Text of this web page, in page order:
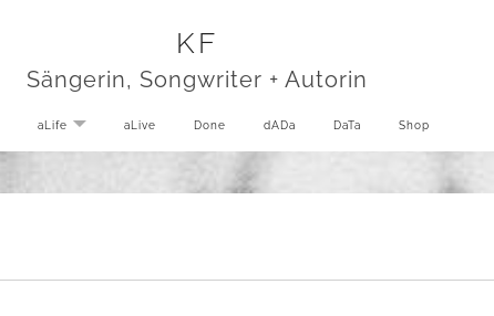
KF
Sängerin, Songwriter + Autorin
aLife EXPAND SUBMENU
aLive Done dADa DaTa Shop